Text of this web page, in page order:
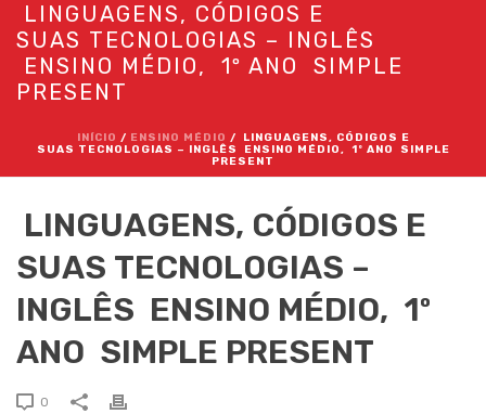
LINGUAGENS, CÓDIGOS E
SUAS TECNOLOGIAS – INGLÊS
ENSINO MÉDIO, 1º ANO SIMPLE
PRESENT
INÍCIO / ENSINO MÉDIO / LINGUAGENS, CÓDIGOS E
SUAS TECNOLOGIAS – INGLÊS ENSINO MÉDIO, 1º ANO SIMPLE
PRESENT
LINGUAGENS, CÓDIGOS E
SUAS TECNOLOGIAS –
INGLÊS ENSINO MÉDIO, 1º
ANO SIMPLE PRESENT
0